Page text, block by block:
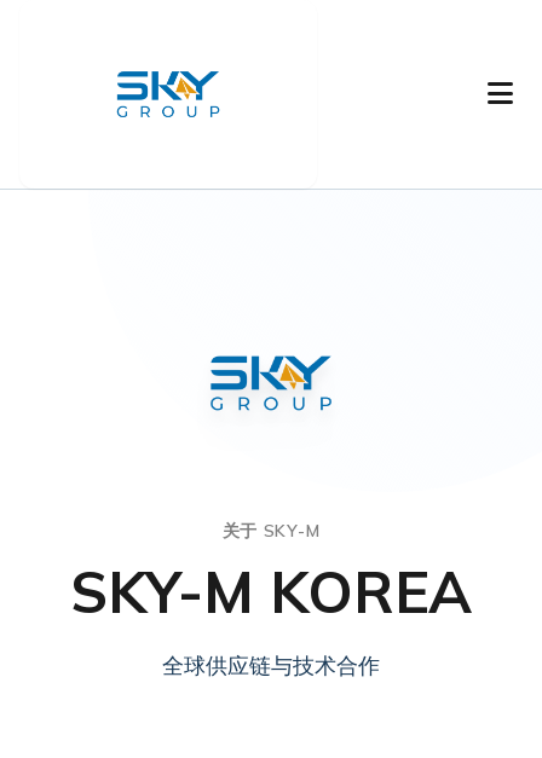
关于 SKY-M
SKY-M KOREA
全球供应链与技术合作